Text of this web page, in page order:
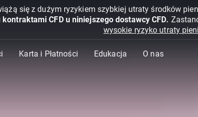
się z dużym ryzykiem szybkiej utraty środków
CFD u niniejszego dostawcy CFD.
wysokie ryzyko utraty
Karta i Płatności Edukacja O nas